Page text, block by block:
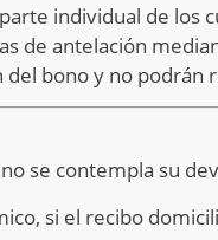
individual de
de antelación
bono y no
se contempla su
si el recibo